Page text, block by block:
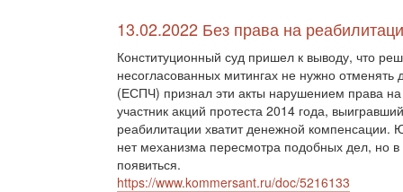
13.02.2022 Без права на
Конституционный суд пришел к выводу, что
несогласованных митингах не нужно
(ЕСПЧ) признал эти акты нарушением права
участник акций протеста 2014 года,
реабилитации хватит денежной компенсации.
нет механизма пересмотра подобных дел, но
появиться.
https://www.kommersant.ru/doc/5216133